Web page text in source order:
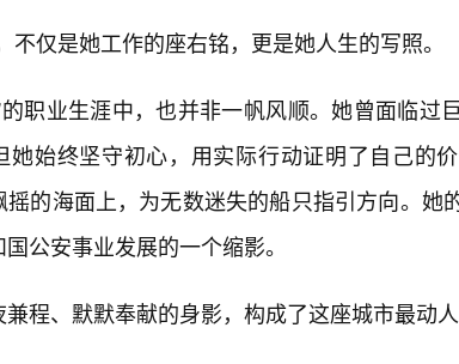
不仅是她工作的座右铭，更是她人生的写照。
的职业生涯中，也并非一帆风顺。她曾面临过
她始终坚守初心，用实际行动证明了自己的
摇的海面上，为无数迷失的船只指引方向。她
公安事业发展的一个缩影。
程、默默奉献的身影，构成了这座城市最动人